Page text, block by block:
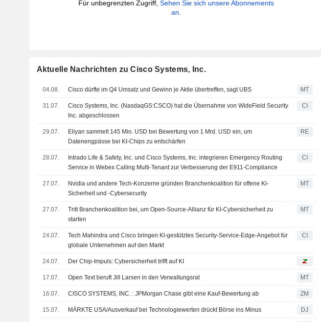
Für unbegrenzten Zugriff,Sehen Sie sich unsere Abonnements
an.
Aktuelle Nachrichten zu Cisco Systems, Inc.
04.08. Cisco dürfte im Q4 Umsatz und Gewinn je Aktie übertreffen, sagt UBS MT
31.07.
Cisco Systems, Inc. (NasdaqGS:CSCO) hat die Übernahme von WideField Security
Inc. abgeschlossen
CI
29.07.
Eliyan sammelt 145 Mio. USD bei Bewertung von 1 Mrd. USD ein, um
Datenengpässe bei KI-Chips zu entschärfen
RE
28.07.
Intrado Life & Safety, Inc. und Cisco Systems, Inc. integrieren Emergency Routing
Service in Webex Calling Multi-Tenant zur Verbesserung der E911-Compliance
CI
27.07.
Nvidia und andere Tech-Konzerne gründen Branchenkoalition für offene KI-
Sicherheit und -Cybersecurity
MT
27.07.
Tritt Branchenkoalition bei, um Open-Source-Allianz für KI-Cybersicherheit zu
starten
MT
24.07.
Tech Mahindra und Cisco bringen KI-gestütztes Security-Service-Edge-Angebot für
globale Unternehmen auf den Markt
CI
24.07. Der Chip-Impuls: Cybersicherheit trifft auf KI
17.07. Open Text beruft Jill Larsen in den Verwaltungsrat MT
16.07. CISCO SYSTEMS, INC. : JPMorgan Chase gibt eine Kauf-Bewertung ab ZM
15.07. MÄRKTE USA/Ausverkauf bei Technologiewerten drückt Börse ins Minus DJ